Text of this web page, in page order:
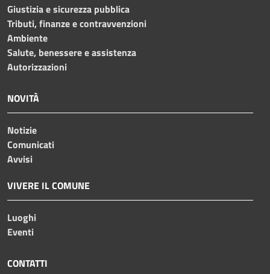
Giustizia e sicurezza pubblica
Tributi, finanze e contravvenzioni
Ambiente
Salute, benessere e assistenza
Autorizzazioni
NOVITÀ
Notizie
Comunicati
Avvisi
VIVERE IL COMUNE
Luoghi
Eventi
CONTATTI